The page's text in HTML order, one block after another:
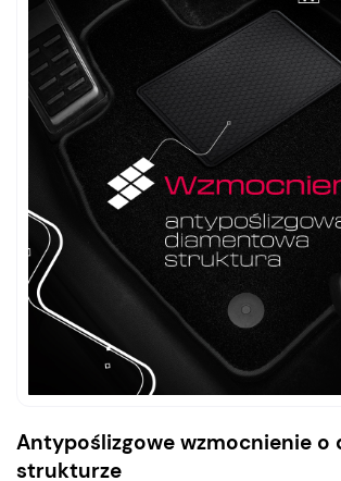
Antypoślizgowe wzmocnienie o
strukturze